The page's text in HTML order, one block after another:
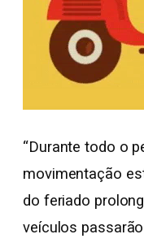
“Durante todo o
movimentação
do feriado
veículos